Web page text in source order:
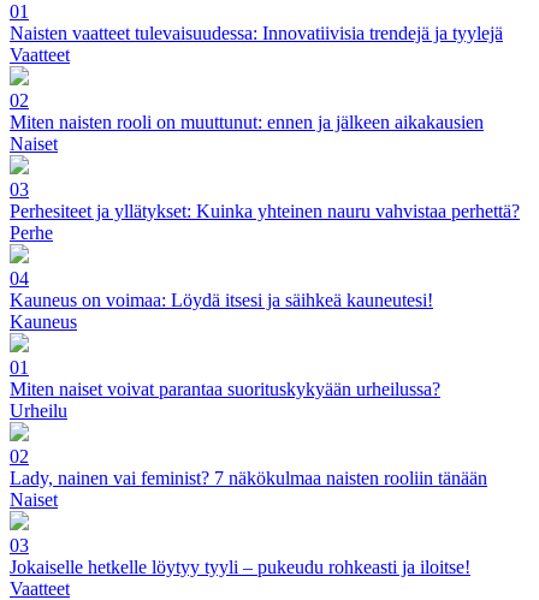
01
Naisten vaatteet tulevaisuudessa: Innovatiivisia trendejä ja tyylejä
Vaatteet
02
Miten naisten rooli on muuttunut: ennen ja jälkeen aikakausien
Naiset
03
Perhesiteet ja yllätykset: Kuinka yhteinen nauru vahvistaa perhettä?
Perhe
04
Kauneus on voimaa: Löydä itsesi ja säihkeä kauneutesi!
Kauneus
01
Miten naiset voivat parantaa suorituskykyään urheilussa?
Urheilu
02
Lady, nainen vai feminist? 7 näkökulmaa naisten rooliin tänään
Naiset
03
Jokaiselle hetkelle löytyy tyyli – pukeudu rohkeasti ja iloitse!
Vaatteet